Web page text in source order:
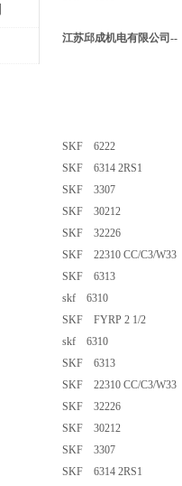
江苏邱成机电有限公司--
SKF 6222
SKF 6314 2RS1
SKF 3307
SKF 30212
SKF 32226
SKF 22310 CC/C3/W33
SKF 6313
skf 6310
SKF FYRP 2 1/2
skf 6310
SKF 6313
SKF 22310 CC/C3/W33
SKF 32226
SKF 30212
SKF 3307
SKF 6314 2RS1